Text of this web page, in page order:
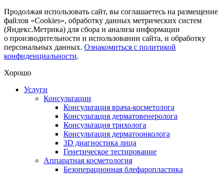
Продолжая использовать сайт, вы соглашаетесь на размещение
файлов «Cookies», обработку данных метрических систем
(Яндекс.Метрика) для сбора и анализа информации
о производительности и использовании сайта, и обработку
персональных данных. Ознакомиться с политикой
конфиденциальности.
Хорошо
Услуги
Консультации
Консультация врача-косметолога
Консультация дерматовенеролога
Консультация трихолога
Консультация дерматоонколога
3D диагностика лица
Генетическое тестирование
Аппаратная косметология
Безоперационная блефаропластика